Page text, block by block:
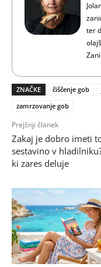
ter
ZNAČKE čiščenje gob
zamrzovanje gob
Prejšnji članek
Zakaj je dobro imeti
sestavino v
ki zares deluje